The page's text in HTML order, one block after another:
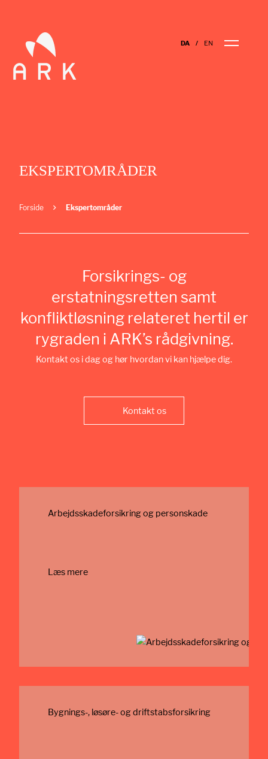
DA EN
EKSPERTOMRÅDER
Forside Ekspertområder
Forsikrings- og
erstatningsretten samt
konfliktløsning relateret hertil er
rygraden i ARK’s rådgivning.
Kontakt os i dag og hør hvordan vi kan hjælpe dig.
Kontakt os
Arbejdsskade­forsikring og personskade
Læs mere
Bygnings-, løsøre- og driftstabs­forsikring